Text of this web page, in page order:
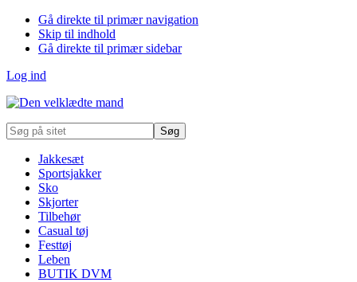
Gå direkte til primær navigation
Skip til indhold
Gå direkte til primær sidebar
Log ind
Søg
på
Jakkesæt
Sportsjakker
Sko
Skjorter
Tilbehør
Casual tøj
Festtøj
Leben
BUTIK DVM